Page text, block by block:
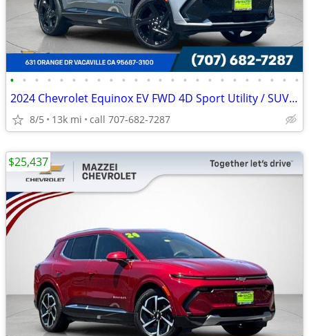
• • • • • • • • • • • • • • • • • • • • • • • •
2024 Chevrolet Equinox EV FWD 4D Sport Utility / SUV RS
8/5 13k mi call 707-682-7287
$25,437